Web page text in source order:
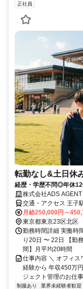
正社員
転勤なし&土日休
経歴・学歴不問◎年休
株式会社ADS
交通・アクセス 王子
月給250,000円～
東京都東京23区北区
勤務時間詳細 実働時
り20日 〜 22日 【勤
間】月平均20時間
仕事内容 ＼ オフィス
経験から 年収450万
ジェクト管理の
制服あり 業界未経験者歓迎